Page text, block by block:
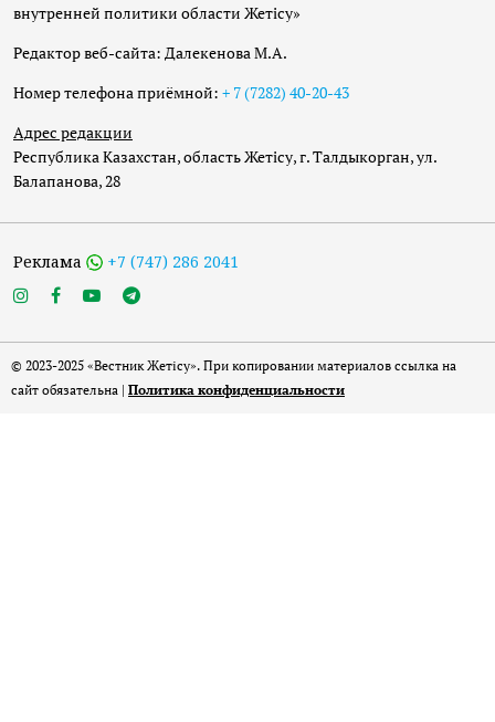
внутренней политики области Жетісу»
Редактор веб-сайта: Далекенова М.А.
Номер телефона приёмной: + 7 (7282) 40-20-43
Адрес редакции
Республика Казахстан, область Жетісу, г. Талдыкорган, ул.
Балапанова, 28
Реклама +7 (747) 286 2041
© 2023-2025 «Вестник Жетісу». При копировании материалов ссылка на
сайт обязательна | Политика конфиденциальности